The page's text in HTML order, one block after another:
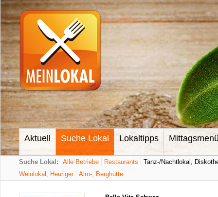
Aktuell Suche Lokal Lokaltipps
Suche Lokal: Alle Betriebe Restaurants
Tanz-/Nachtlokal,
Weinlokal, Heuriger
Alm-, Berghütte